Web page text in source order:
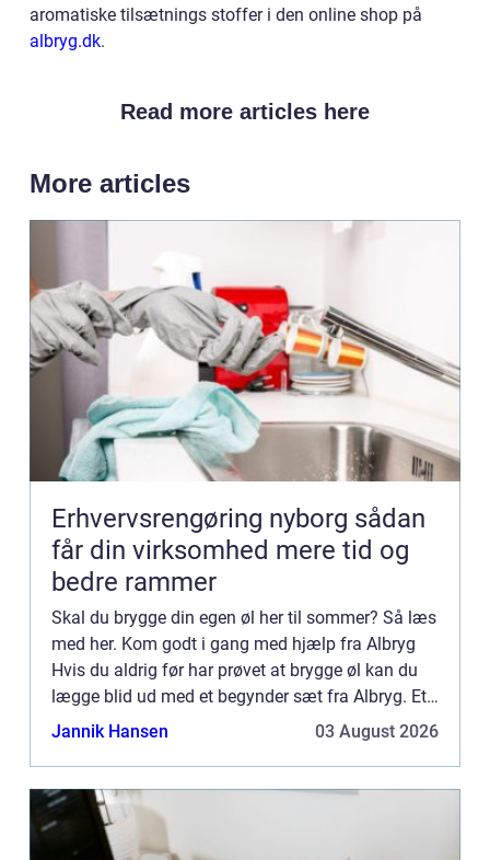
aromatiske tilsætnings stoffer i den online shop på
albryg.dk.
Read more articles here
More articles
Erhvervsrengøring nyborg sådan
får din virksomhed mere tid og
bedre rammer
Skal du brygge din egen øl her til sommer? Så læs
med her. Kom godt i gang med hjælp fra Albryg
Hvis du aldrig før har prøvet at brygge øl kan du
lægge blid ud med et begynder sæt fra Albryg. Et
begynder sæt indeholder alle de elementer du skal
Jannik Hansen 03 August 2026